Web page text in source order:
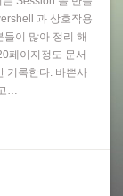
과 상호작용
들이 많아 정리 해
페이지정도 문서
기록한다. 바쁜사
…